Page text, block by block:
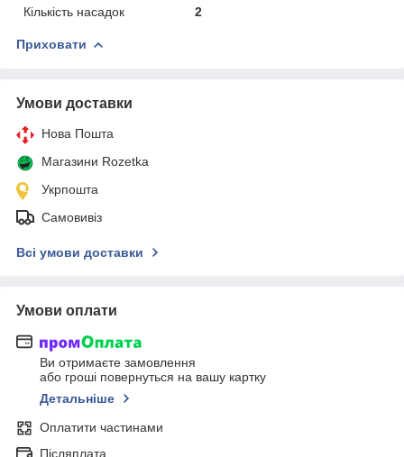
Кількість насадок 2
Приховати
Умови доставки
Нова Пошта
Магазини Rozetka
Укрпошта
Самовивіз
Всі умови доставки
Умови оплати
Ви отримаєте замовлення
або гроші повернуться на вашу картку
Детальніше
Оплатити частинами
Післяплата